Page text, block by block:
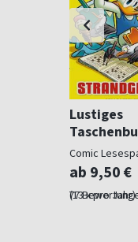
Lustiges
Comic
ab 9,50 €
(13 x pro Jahr)